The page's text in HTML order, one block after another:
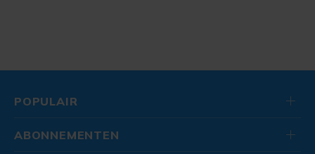
POPULAIR
ABONNEMENTEN